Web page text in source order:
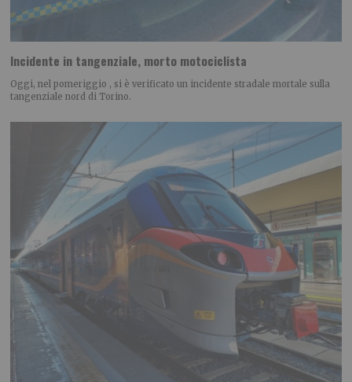
Incidente in tangenziale, morto motociclista
Oggi, nel pomeriggio , si è verificato un incidente stradale mortale sulla
tangenziale nord di Torino.